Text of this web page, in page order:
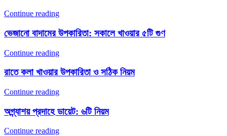
Continue reading
ভেজানো বাদামের উপকারিতা: সকালে খাওয়ার ৫টি গুণ
Continue reading
রাতে কলা খাওয়ার উপকারিতা ও সঠিক নিয়ম
Continue reading
অগ্ন্যাশয় প্রদাহে ডায়েট: ৬টি নিয়ম
Continue reading